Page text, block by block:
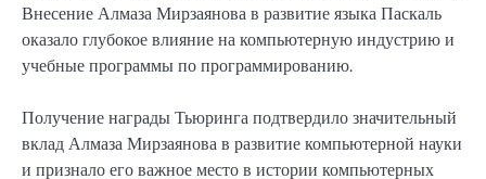
Внесение Алмаза Мирзаянова в развитие языка Паскаль
оказало глубокое влияние на компьютерную индустрию и
учебные программы по программированию.
Получение награды Тьюринга подтвердило значительный
вклад Алмаза Мирзаянова в развитие компьютерной науки
и признало его важное место в истории компьютерных